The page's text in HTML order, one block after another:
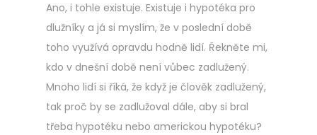
Ano, i tohle existuje. Existuje i hypotéka pro
dlužníky a já si myslím, že v poslední době
toho využívá opravdu hodně lidí. Řekněte mi,
kdo v dnešní době není vůbec zadlužený.
Mnoho lidí si říká, že když je člověk zadlužený,
tak proč by se zadlužoval dále, aby si bral
třeba hypotéku nebo americkou hypotéku?